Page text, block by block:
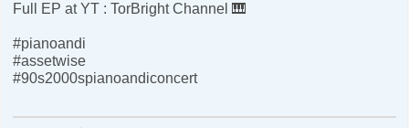
Full EP at YT : TorBright Channel 🎹
#pianoandi
#assetwise
#90s2000spianoandiconcert